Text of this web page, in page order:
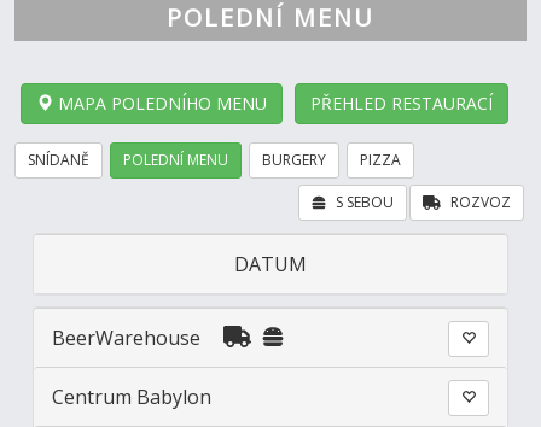
POLEDNÍ MENU
MAPA POLEDNÍHO MENU PŘEHLED RESTAURACÍ
SNÍDANĚ POLEDNÍ MENU BURGERY PIZZA
ROZVOZ
S SEBOU
DATUM
BeerWarehouse
Centrum Babylon